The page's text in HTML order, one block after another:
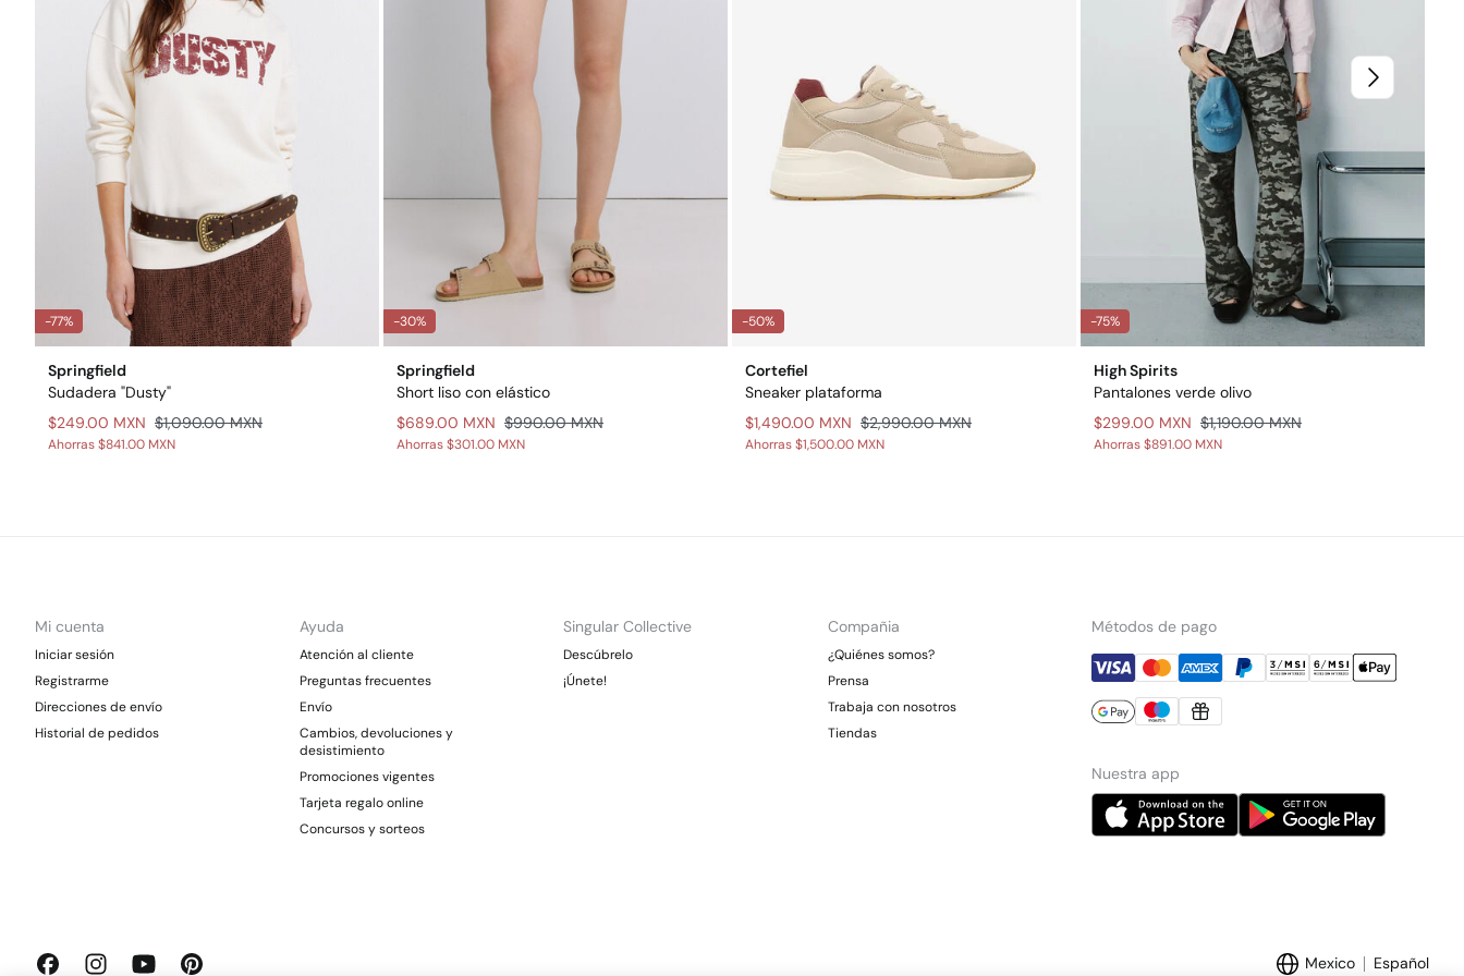
-77%
Springfield
Sudadera "Dusty"
$249.00 MXN $1,090.00 MXN
Ahorras$841.00 MXN
-30%
Springfield
Short liso con elástico
$689.00 MXN $990.00 MXN
Ahorras$301.00 MXN
-50%
Cortefiel
Sneaker plataforma
$1,490.00 MXN $2,990.00 MXN
Ahorras$1,500.00 MXN
-75%
High Spirits
Pantalones verde olivo
$299.00 MXN $1,190.00 MXN
Ahorras$891.00 MXN
Mi cuenta
Iniciar sesión
Registrarme
Direcciones de envío
Historial de pedidos
Ayuda
Atención al cliente
Preguntas frecuentes
Envío
Cambios, devoluciones y
desistimiento
Promociones vigentes
Tarjeta regalo online
Concursos y sorteos
Singular Collective
Descúbrelo
¡Únete!
Compañia
¿Quiénes somos?
Prensa
Trabaja con nosotros
Tiendas
Métodos de pago
Nuestra app
Mexico Español